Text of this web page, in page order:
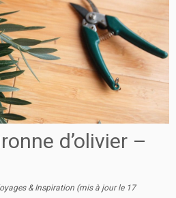
d’olivier –
& Inspiration (mis à jour le 17